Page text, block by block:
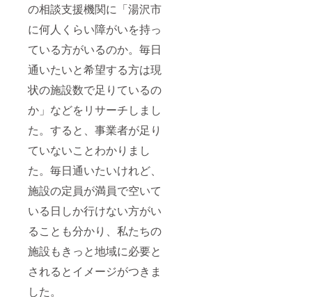
の相談支援機関に「湯沢市
に何人くらい障がいを持っ
ている方がいるのか。毎日
通いたいと希望する方は現
状の施設数で足りているの
か」などをリサーチしまし
た。すると、事業者が足り
ていないことわかりまし
た。毎日通いたいけれど、
施設の定員が満員で空いて
いる日しか行けない方がい
ることも分かり、私たちの
施設もきっと地域に必要と
されるとイメージがつきま
した。